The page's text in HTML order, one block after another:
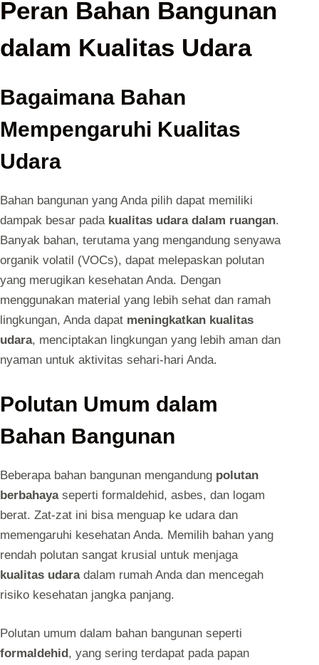
Peran Bahan Bangunan
dalam Kualitas Udara
Bagaimana Bahan
Mempengaruhi Kualitas
Udara
Bahan bangunan yang Anda pilih dapat memiliki
dampak besar pada kualitas udara dalam ruangan.
Banyak bahan, terutama yang mengandung senyawa
organik volatil (VOCs), dapat melepaskan polutan
yang merugikan kesehatan Anda. Dengan
menggunakan material yang lebih sehat dan ramah
lingkungan, Anda dapat meningkatkan kualitas
udara, menciptakan lingkungan yang lebih aman dan
nyaman untuk aktivitas sehari-hari Anda.
Polutan Umum dalam
Bahan Bangunan
Beberapa bahan bangunan mengandung polutan
berbahayaseperti formaldehid, asbes, dan logam
berat. Zat-zat ini bisa menguap ke udara dan
memengaruhi kesehatan Anda. Memilih bahan yang
rendah polutan sangat krusial untuk menjaga
kualitas udaradalam rumah Anda dan mencegah
risiko kesehatan jangka panjang.
Polutan umum dalam bahan bangunan seperti
formaldehid, yang sering terdapat pada papan